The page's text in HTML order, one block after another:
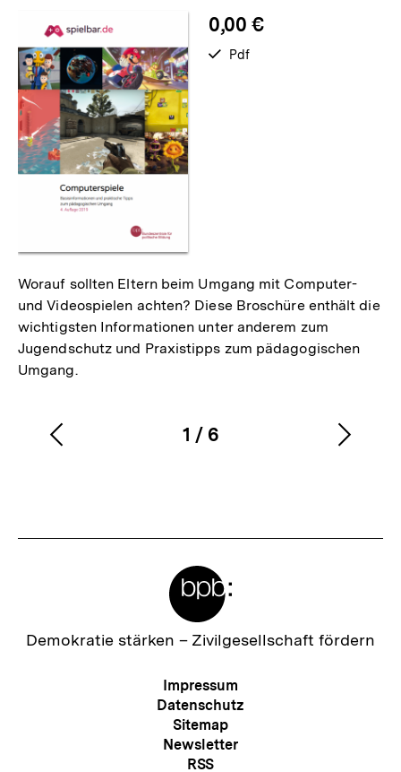
0,00 €
verfügbar
Pdf
Worauf sollten Eltern beim Umgang mit Computer-
und Videospielen achten? Diese Broschüre enthält die
wichtigsten Informationen unter anderem zum
Jugendschutz und Praxistipps zum pädagogischen
Umgang.
Karussellinhalt
1
von
/ 6
Vorherigen
Zur
Demokratie stärken – Zivilgesellschaft fördern
Meta-
Navigation
Impressum
Datenschutz
Sitemap
Newsletter
RSS